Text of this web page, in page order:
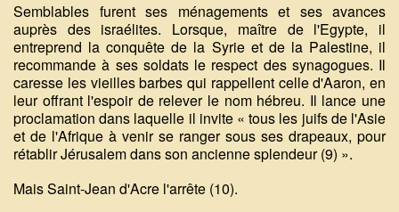
Semblables furent ses ménagements et ses avances
auprès des israélites. Lorsque, maître de l'Egypte, il
entreprend la conquête de la Syrie et de la Palestine, il
recommande à ses soldats le respect des synagogues. Il
caresse les vieilles barbes qui rappellent celle d'Aaron, en
leur offrant l'espoir de relever le nom hébreu. Il lance une
proclamation dans laquelle il invite « tous les juifs de l'Asie
et de l'Afrique à venir se ranger sous ses drapeaux, pour
rétablir Jérusalem dans son ancienne splendeur (9) ».
Mais Saint-Jean d'Acre l'arrête (10).